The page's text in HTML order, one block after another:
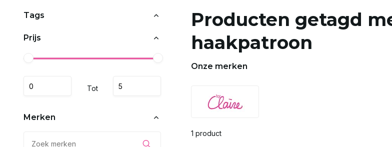
Tags
Prijs
Tot
Merken
Producten getagd
haakpatroon
Onze merken
1 product